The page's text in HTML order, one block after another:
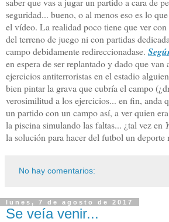
seguridad... bueno, o al menos eso es lo
el vídeo. La realidad poco tiene que ver
del terreno de juego ni con partidas
campo debidamente redireccionadase. S
en espera de ser replantado y dado que van
ejercicios antiterroristas en el estadio
bien pintar la grava que cubría el campo
verosimilitud a los ejercicios... en fin, anda
un partido con un campo así, a ver quien
la piscina simulando las faltas... ¿tal vez en
la solución para hacer del futbol un deporte
No hay comentarios:
lunes, 7 de agosto de 2017
Se veía venir...